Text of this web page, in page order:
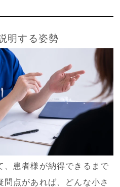
明する姿勢
、患者様が納得できるまで
点があれば、どんな小さ